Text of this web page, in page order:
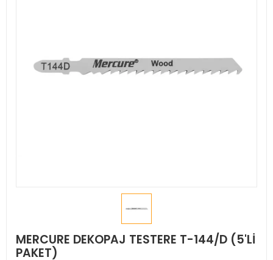
MERCURE DEKOPAJ TESTERE T-144/D (5'Lİ
PAKET)